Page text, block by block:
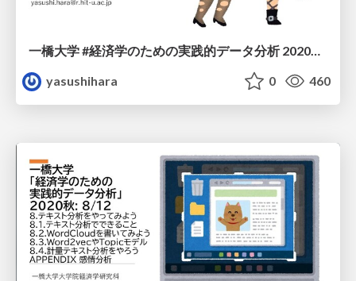
yasushihara
0 460